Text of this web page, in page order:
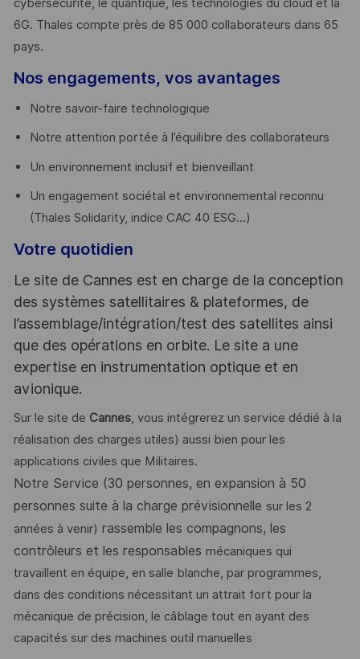
cybersécurité, le quantique, les technologies du cloud et la
6G. Thales compte près de 85 000 collaborateurs dans 65
pays. ​
Nos engagements, vos avantages
Notre savoir-faire technologique
Notre attention portée à l’équilibre des collaborateurs
Un environnement inclusif et bienveillant
Un engagement sociétal et environnemental reconnu
(Thales Solidarity, indice CAC 40 ESG…)
Votre quotidien
Le site de Cannes est en charge de la conception
des systèmes satellitaires & plateformes, de
l’assemblage/intégration/test des satellites ainsi
que des opérations en orbite. Le site a une
expertise en instrumentation optique et en
avionique.
Sur le site de Cannes, vous intégrerez un service dédié à la
réalisation des charges utiles) aussi bien pour les
applications civiles que Militaires.
Notre Service (30 personnes, en expansion à 50
personnes suite à la charge prévisionnelle sur les 2
années à venir) rassemble les compagnons, les
contrôleurs et les responsables mécaniques qui
travaillent en équipe, en salle blanche, par programmes,
dans des conditions nécessitant un attrait fort pour la
mécanique de précision, le câblage tout en ayant des
capacités sur des machines outil manuelles